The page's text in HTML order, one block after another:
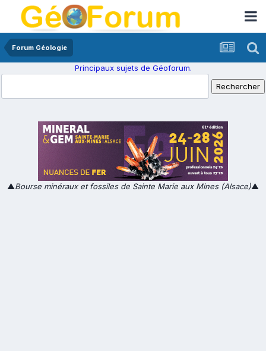
Forum Géologie
Principaux sujets de Géoforum.
▲Bourse minéraux et fossiles de Sainte Marie aux Mines (Alsace)▲